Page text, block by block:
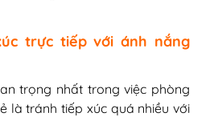
trực tiếp với ánh nắng
trọng nhất trong việc phòng
là tránh tiếp xúc quá nhiều với